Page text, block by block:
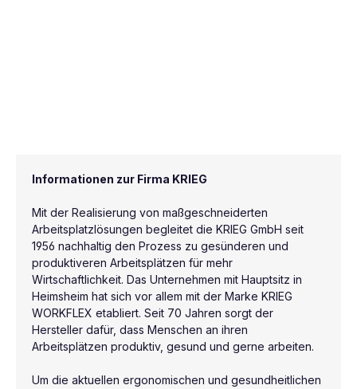
Informationen zur Firma KRIEG
Mit der Realisierung von maßgeschneiderten
Arbeitsplatzlösungen begleitet die KRIEG GmbH seit
1956 nachhaltig den Prozess zu gesünderen und
produktiveren Arbeitsplätzen für mehr
Wirtschaftlichkeit. Das Unternehmen mit Hauptsitz in
Heimsheim hat sich vor allem mit der Marke KRIEG
WORKFLEX etabliert. Seit 70 Jahren sorgt der
Hersteller dafür, dass Menschen an ihren
Arbeitsplätzen produktiv, gesund und gerne arbeiten.
Um die aktuellen ergonomischen und gesundheitlichen